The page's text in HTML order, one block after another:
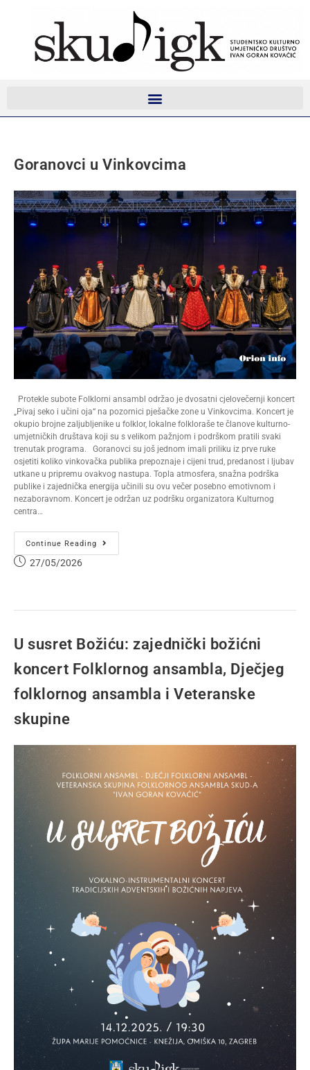
Goranovci u Vinkovcima
Protekle subote Folklorni ansambl održao je dvosatni cjelovečernji koncert
„Pivaj seko i učini oja“ na pozornici pješačke zone u Vinkovcima. Koncert je
okupio brojne zaljubljenike u folklor, lokalne folkloraše te članove kulturno-
umjetničkih društava koji su s velikom pažnjom i podrškom pratili svaki
trenutak programa. Goranovci su još jednom imali priliku iz prve ruke
osjetiti koliko vinkovačka publika prepoznaje i cijeni trud, predanost i ljubav
utkane u pripremu ovakvog nastupa. Topla atmosfera, snažna podrška
publike i zajednička energija učinili su ovu večer posebno emotivnom i
nezaboravnom. Koncert je održan uz podršku organizatora Kulturnog
centra…
Continue Reading
27/05/2026
U susret Božiću: zajednički božićni
koncert Folklornog ansambla, Dječjeg
folklornog ansambla i Veteranske
skupine